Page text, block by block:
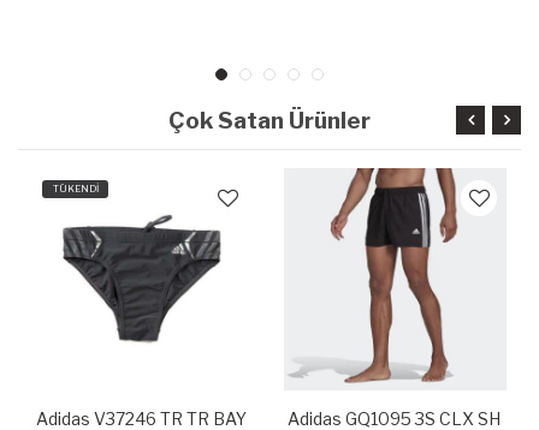
Çok Satan Ürünler
TÜKENDİ
Adidas V37246 TR TR BAY
Adidas GQ1095 3S CLX SH